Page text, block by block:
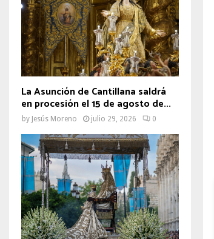
La Asunción de Cantillana saldrá
en procesión el 15 de agosto de...
by Jesús Moreno julio 29, 2026 0